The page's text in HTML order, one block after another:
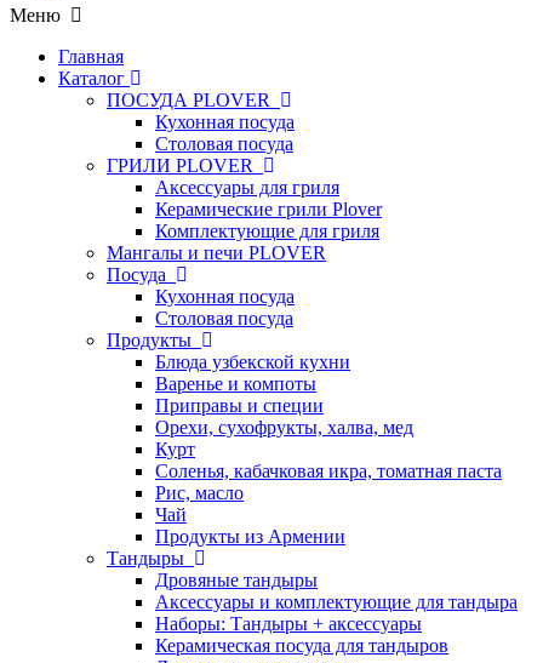
Меню
Главная
Каталог
ПОСУДА PLOVER
Кухонная посуда
Столовая посуда
ГРИЛИ PLOVER
Аксессуары для гриля
Керамические грили Plover
Комплектующие для гриля
Мангалы и печи PLOVER
Посуда
Кухонная посуда
Столовая посуда
Продукты
Блюда узбекской кухни
Варенье и компоты
Приправы и специи
Орехи, сухофрукты, халва, мед
Курт
Соленья, кабачковая икра, томатная паста
Рис, масло
Чай
Продукты из Армении
Тандыры
Дровяные тандыры
Аксессуары и комплектующие для тандыра
Наборы: Тандыры + аксессуары
Керамическая посуда для тандыров